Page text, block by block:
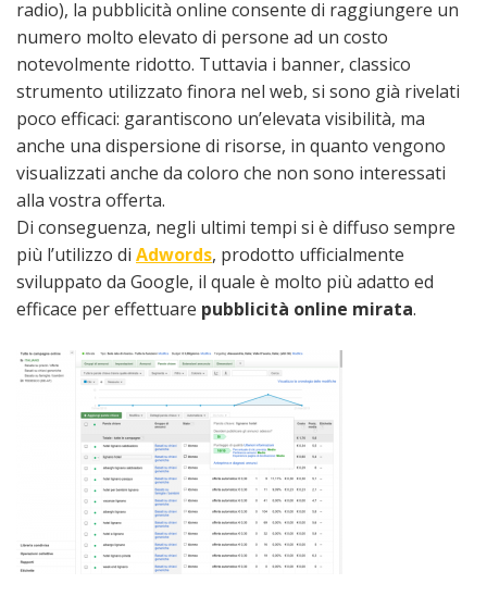
radio), la pubblicità online consente di raggiungere un
numero molto elevato di persone ad un costo
notevolmente ridotto. Tuttavia i banner, classico
strumento utilizzato finora nel web, si sono già rivelati
poco efficaci: garantiscono un’elevata visibilità, ma
anche una dispersione di risorse, in quanto vengono
visualizzati anche da coloro che non sono interessati
alla vostra offerta.
Di conseguenza, negli ultimi tempi si è diffuso sempre
più l’utilizzo di Adwords, prodotto ufficialmente
sviluppato da Google, il quale è molto più adatto ed
efficace per effettuare pubblicità online mirata.